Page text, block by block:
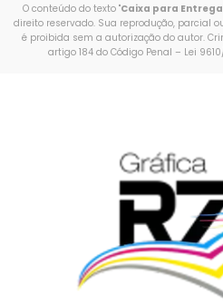
O conteúdo do texto "Caixa para
direito reservado. Sua reprodução, parcial
é proibida sem a autorização do autor.
artigo 184 do Código Penal – Lei